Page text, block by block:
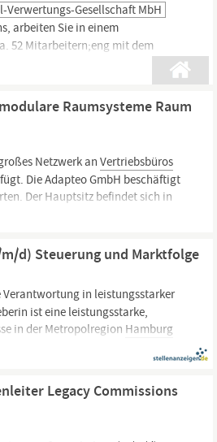
Verwertungs-Gesellschaft MbH
arbeiten Sie in einem
52 Mitarbeitern;eng mit dem
sowie externen Drittanlagen
die besten
Abfallströme unter
und arbeitssicherheitstechnischen
zu können.; ;
Raumsysteme Raum
Netzwerk anVertriebsbüros
Die Adapteo GmbH beschäftigt
Der Hauptsitz befindet sich in
und unsere Kultur basieren
Die Begegnung mit Adapteo
oder sonstige Stakeholder
d) Steuerung und Marktfolge
Verantwortung in leistungsstarker
ist eine leistungsstarke,
in der Metropolregion Hamburg
7 Mrd. EUR. Mit dem
Region“ ist die Sparkasse in ihrem
aufgrund ihrer...
Legacy Commissions